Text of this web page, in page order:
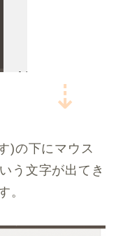
⇣
)の下にマウス
う文字が出てき
。